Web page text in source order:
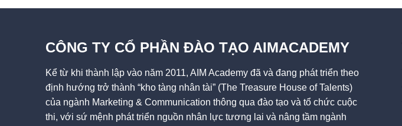
CÔNG TY CỔ PHẦN ĐÀO TẠO AIMACADEMY
Kể từ khi thành lập vào năm 2011, AIM Academy đã và đang phát triển theo
định hướng trở thành “kho tàng nhân tài” (The Treasure House of Talents)
của ngành Marketing & Communication thông qua đào tạo và tổ chức cuộc
thi, với sứ mệnh phát triển nguồn nhân lực tương lai và nâng tầm ngành